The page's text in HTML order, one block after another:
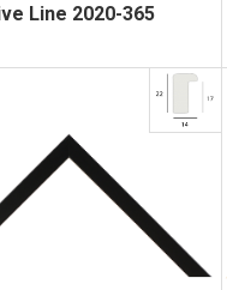
Line 2020-365